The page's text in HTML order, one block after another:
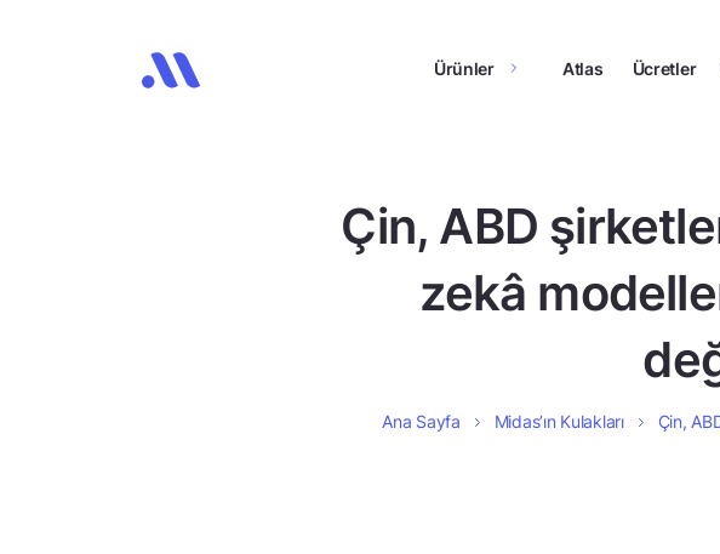
Ürünler Atlas Ücretler
Çin, ABD
zekâ
Ana Sayfa Midas’ın Kulakları
Çin,